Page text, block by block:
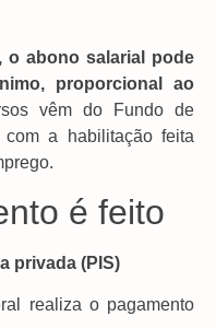
o abono salarial pode
proporcional ao
vêm do Fundo de
com a habilitação feita
é feito
privada (PIS)
realiza o pagamento